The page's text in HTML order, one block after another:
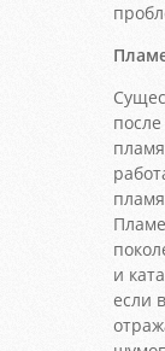
и
если